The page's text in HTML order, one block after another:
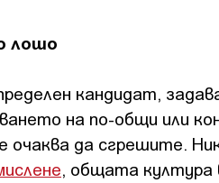
лошо
кандидат,
на по-общи или
очаква да сгрешите.
, общата култура